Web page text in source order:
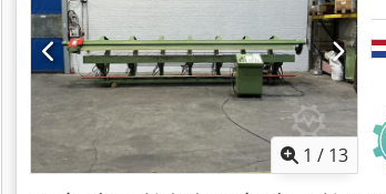
1 / 13